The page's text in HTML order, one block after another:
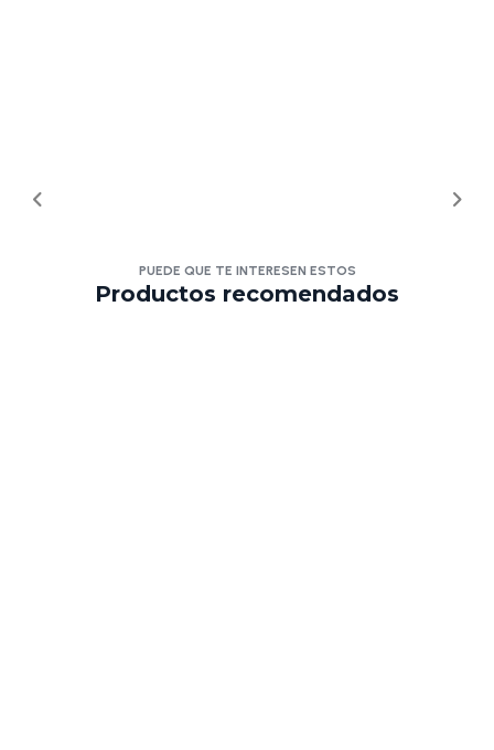
PUEDE QUE TE INTERESEN ESTOS
Productos recomendados